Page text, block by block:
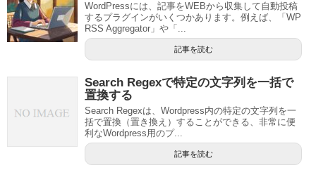
WordPressには、記事をWEBから収集して自動投稿
するプラグインがいくつかあります。例えば、「WP
RSS Aggregator」や「...
記事を読む
Search Regexで特定の文字列を一括で
置換する
Search Regexは、Wordpress内の特定の文字列を一
括で置換（置き換え）することができる、非常に便
利なWordpress用のプ...
記事を読む